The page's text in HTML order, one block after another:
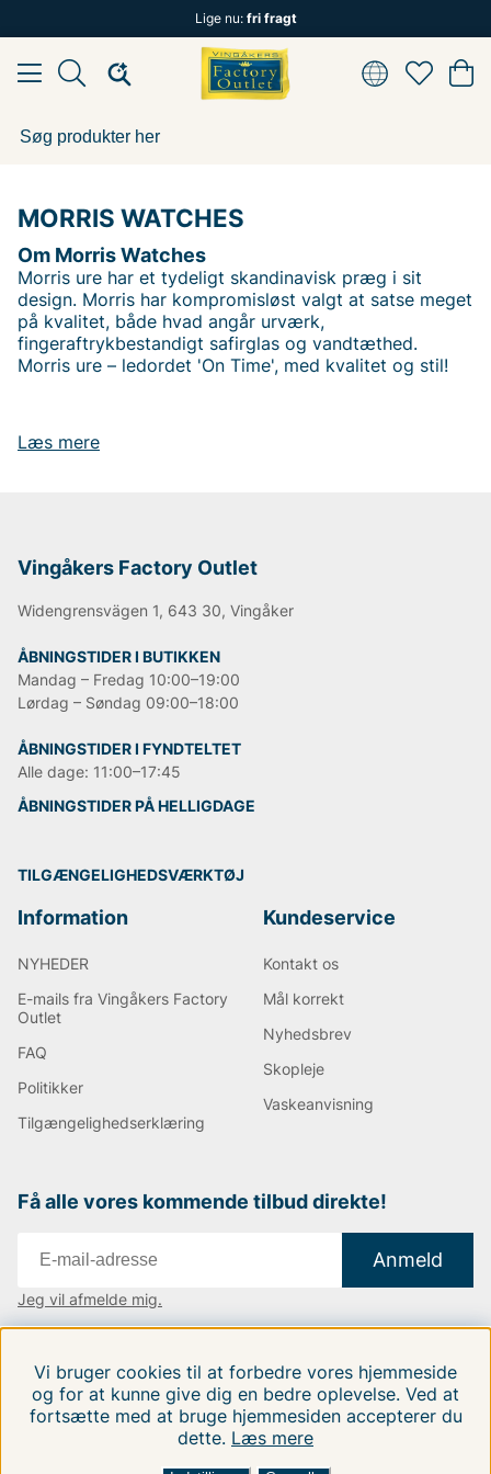
Lige nu: fri fragt
MORRIS WATCHES
Læs mere
Om Morris Watches
Morris ure har et tydeligt skandinavisk præg i sit
design. Morris har kompromisløst valgt at satse meget
på kvalitet, både hvad angår urværk,
fingeraftrykbestandigt safirglas og vandtæthed.
Morris ure – ledordet 'On Time', med kvalitet og stil!
Andre populære mærker:
Replay
Oscar Jacobson
SORTER EFTER:
Vingåkers Factory Outlet
Widengrensvägen 1, 643 30, Vingåker
ÅBNINGSTIDER I BUTIKKEN
Mandag – Fredag 10:00–19:00
Lørdag – Søndag 09:00–18:00
ÅBNINGSTIDER I FYNDTELTET
Alle dage: 11:00–17:45
ÅBNINGSTIDER PÅ HELLIGDAGE
TILGÆNGELIGHEDSVÆRKTØJ
Information
NYHEDER
E-mails fra Vingåkers Factory
Outlet
FAQ
Politikker
Tilgængelighedserklæring
Kundeservice
Kontakt os
Mål korrekt
Nyhedsbrev
Skopleje
Vaskeanvisning
Få alle vores kommende tilbud direkte!
Anmeld
Jeg vil afmelde mig.
Følg os på vores sociale medier.
Vi bruger cookies til at forbedre vores hjemmeside
og for at kunne give dig en bedre oplevelse. Ved at
fortsætte med at bruge hjemmesiden accepterer du
dette. Læs mere